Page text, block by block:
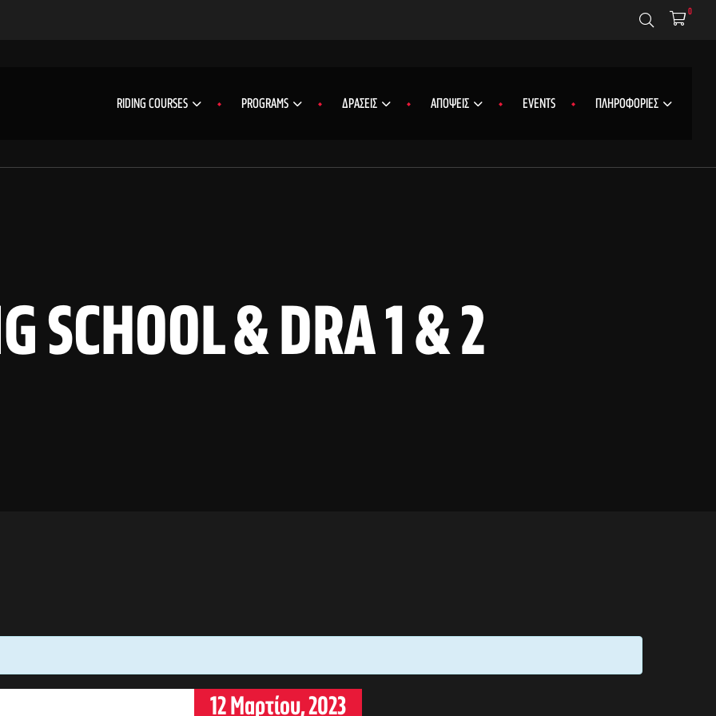
0
RIDING COURSES PROGRAMS ΔΡΑΣΕΙΣ ΑΠΟΨΕΙΣ EVENTS ΠΛΗΡΟΦΟΡΙΕΣ
SCHOOL & DRA 1 & 2
12 Μαρτίου, 2023